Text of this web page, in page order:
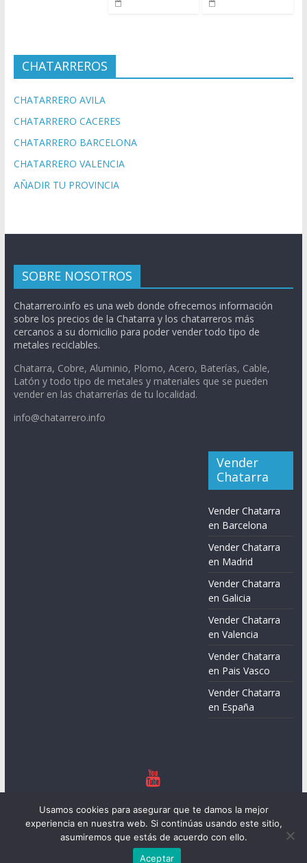
CHATARREROS
CHATARRERO AVILA
CHATARRERO CACERES
CHATARRERO BARCELONA
CHATARRERO VALENCIA
AÑADIR TU PROVINCIA
SOBRE NOSOTROS
Chatarrero.info es una web donde ofrecemos información
sobre los precios de la Chatarra y los chatarreros más
cercanos a su domicilio para poder vender todo tipo de
metales reciclables.
Chatarra, Cobre, Aluminio, Plomo, Acero, Baterías, Cable,
Latón y todo tipo de metales y materiales que se pueden
vender en las chatarrerías de tu localidad.
info@chatarrero.info
Vender
Chatarra
Vender Chatarra
en Barcelona
Vender Chatarra
en Madrid
Vender Chatarra
en Galicia
Vender Chatarra
en Valencia
Vender Chatarra
en Pais Vasco
Vender Chatarra
en España
derechos reservados.
Tema:ColorMagpor ThemeGrill. Funciona conWordPress
Usamos cookies para asegurar que te damos la mejor
experiencia en nuestra web. Si continúas usando este sitio,
asumiremos que estás de acuerdo con ello.
Aceptar